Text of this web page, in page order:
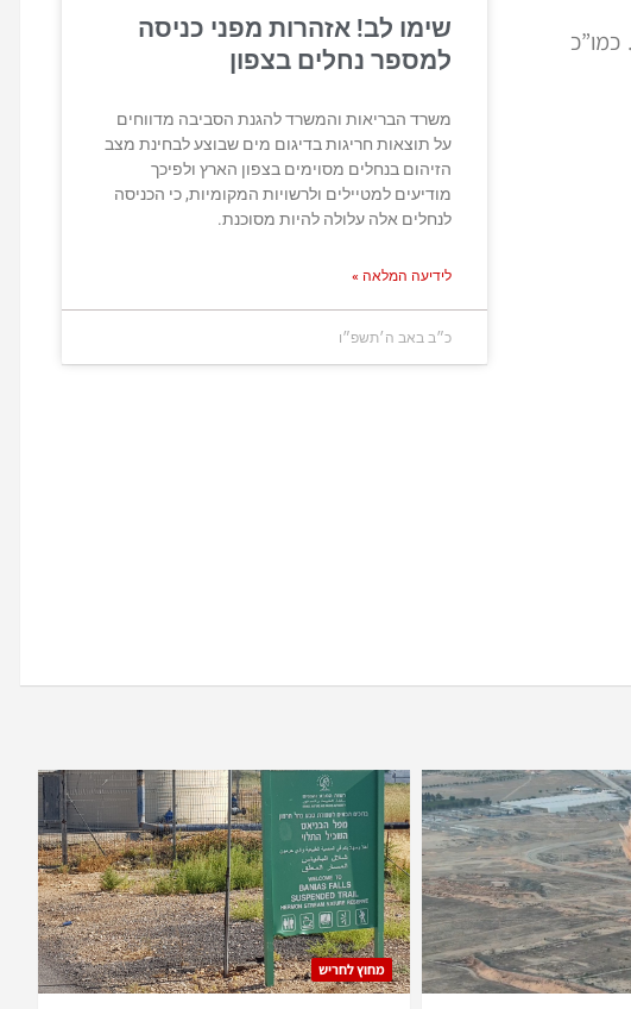
שימו לב! אזהרות מפני כניסה
למספר נחלים בצפון
משרד הבריאות והמשרד להגנת הסביבה מדווחים
על תוצאות חריגות בדיגום מים שבוצע לבחינת מצב
הזיהום בנחלים מסוימים בצפון הארץ ולפיכך
מודיעים למטיילים ולרשויות המקומיות, כי הכניסה
לנחלים אלה עלולה להיות מסוכנת.
לידיעה המלאה »
כ״ב באב ה׳תשפ״ו
מחוץ לחריש